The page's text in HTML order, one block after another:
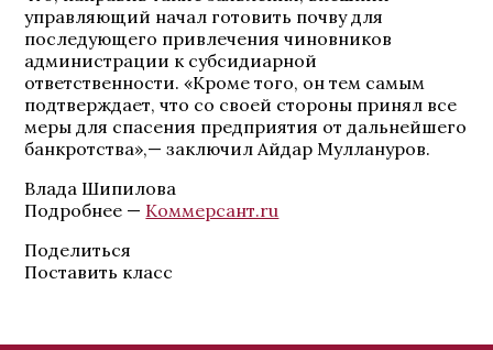
управляющий начал готовить почву для
последующего привлечения чиновников
администрации к субсидиарной
ответственности. «Кроме того, он тем самым
подтверждает, что со своей стороны принял все
меры для спасения предприятия от дальнейшего
банкротства»,— заключил Айдар Муллануров.
Влада Шипилова
Подробнее — Коммерсант.ru
Поделиться
Поставить класс